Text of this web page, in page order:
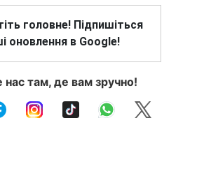
головне! Підпишіться
оновлення в Google!
нас там, де вам зручно!